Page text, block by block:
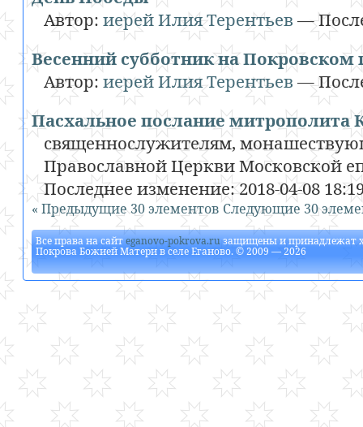
Автор:иерей Илия Терентьев —
Весенний субботник на
Автор:иерей Илия Терентьев —
Пасхальное послание
священнослужителям,
Православной Церкви Московской
Последнее изменение:2018-04-08
« Предыдущие 30 элементов Следующие 30
Все права на сайтeganovo-pokrova.ruзащищены и принадлежат
Покрова Божией Матери в селе Еганово. © 2009 — 2026